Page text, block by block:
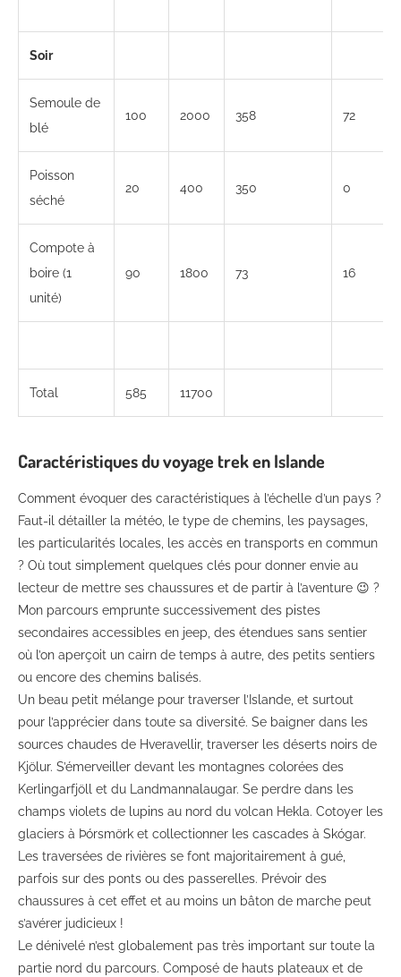
Soir
Semoule de
blé
100 2000 358 72
Poisson
séché
20 400 350 0
Compote à
boire (1
unité)
90 1800 73 16
Total 585 11700
Caractéristiques du voyage trek en Islande
Comment évoquer des caractéristiques à l’échelle d’un pays ?
Faut-il détailler la météo, le type de chemins, les paysages,
les particularités locales, les accès en transports en commun
? Où tout simplement quelques clés pour donner envie au
lecteur de mettre ses chaussures et de partir à l’aventure 😉 ?
Mon parcours emprunte successivement des pistes
secondaires accessibles en jeep, des étendues sans sentier
où l’on aperçoit un cairn de temps à autre, des petits sentiers
ou encore des chemins balisés.
Un beau petit mélange pour traverser l’Islande, et surtout
pour l’apprécier dans toute sa diversité. Se baigner dans les
sources chaudes de Hveravellir, traverser les déserts noirs de
Kjölur. S’émerveiller devant les montagnes colorées des
Kerlingarfjöll et du Landmannalaugar. Se perdre dans les
champs violets de lupins au nord du volcan Hekla. Cotoyer les
glaciers à Þórsmörk et collectionner les cascades à Skógar.
Les traversées de rivières se font majoritairement à gué,
parfois sur des ponts ou des passerelles. Prévoir des
chaussures à cet effet et au moins un bâton de marche peut
s’avérer judicieux !
Le dénivelé n’est globalement pas très important sur toute la
partie nord du parcours. Composé de hauts plateaux et de